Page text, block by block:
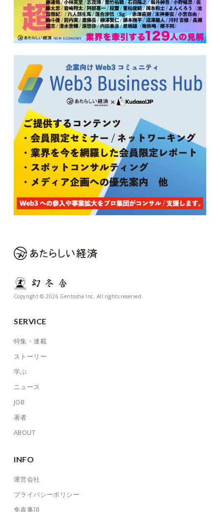
Copyright © 2026 Gentosha Inc. All rights reserved.
SERVICE
特集・連載
ストーリー
学ぶ
ニュース
JOB
著者
ABOUT
INFO
運営会社
プライバシーポリシー
免責事項